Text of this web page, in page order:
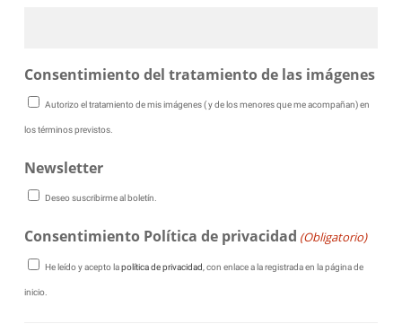
Consentimiento del tratamiento de las imágenes
Autorizo el tratamiento de mis imágenes ( y de los menores que me acompañan) en
los términos previstos.
Newsletter
Deseo suscribirme al boletín.
Consentimiento Política de privacidad (Obligatorio)
He leído y acepto lapolítica de privacidad , con enlace a la registrada en la página de
inicio.